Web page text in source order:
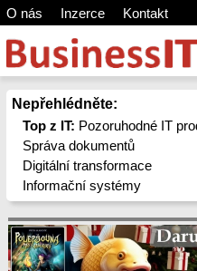
O nás Inzerce Kontakt
Nepřehlédněte:
Top z IT: Pozoruhodné IT
Správa dokumentů
Digitální transformace
Informační systémy